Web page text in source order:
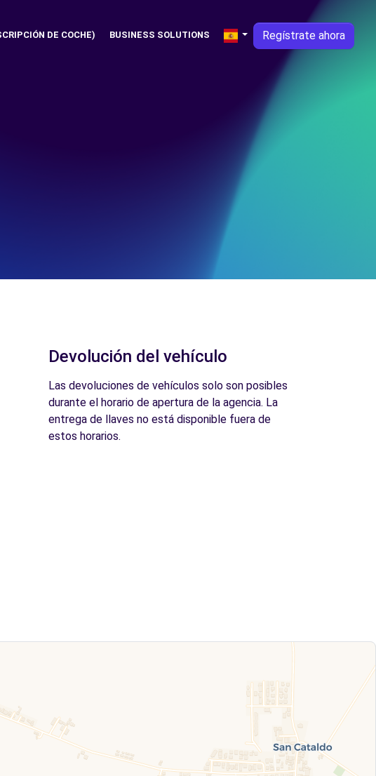
DE COCHE) BUSINESS SOLUTIONS Regístrate ahora
Devolución del vehículo
Las devoluciones de vehículos solo son posibles
durante el horario de apertura de la agencia. La
entrega de llaves no está disponible fuera de
estos horarios.